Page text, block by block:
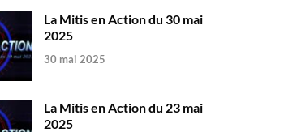
La Mitis en Action du 30 mai
2025
30 mai 2025
La Mitis en Action du 23 mai
2025